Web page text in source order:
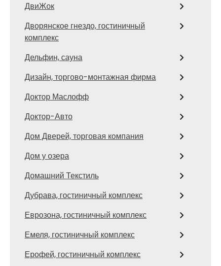
ДвиЖок
Дворянское гнездо, гостиничный
комплекс
Дельфин, сауна
Дизайн, торгово-монтажная фирма
Доктор Маслофф
Доктор-Авто
Дом Дверей, торговая компания
Дом у озера
Домашний Текстиль
Дубрава, гостиничный комплекс
Еврозона, гостиничный комплекс
Емеля, гостиничный комплекс
Ерофей, гостиничный комплекс